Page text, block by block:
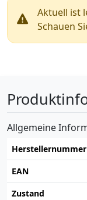
Aktuell ist
Schauen
Allgemeine
Herstellernummer
EAN
Zustand